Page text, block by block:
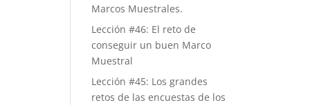
Marcos Muestrales.
Lección #46: El reto de
conseguir un buen Marco
Muestral
Lección #45: Los grandes
retos de las encuestas de los